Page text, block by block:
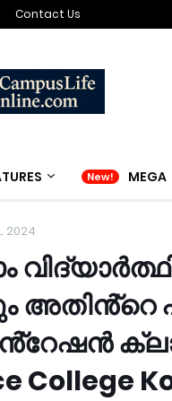
Contact Us
MEGA
2024
അതിൻ്റെ
College